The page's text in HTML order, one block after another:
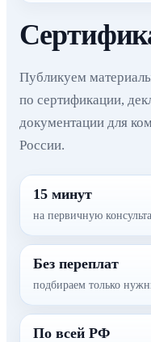
Публикуем
по сертификации,
документации для
России.
15 минут
на первичную
Без переплат
подбираем только
По всей РФ